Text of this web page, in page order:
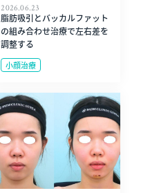
2026.06.23
脂肪吸引とバッカルファット
の組み合わせ治療で左右差を
調整する
小顔治療